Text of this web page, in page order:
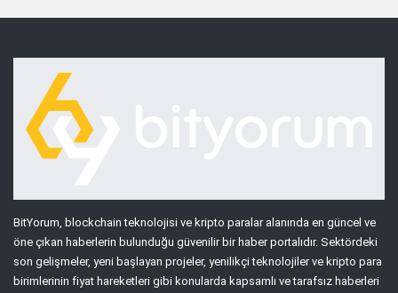
BitYorum, blockchain teknolojisi ve kripto paralar alanında en güncel ve
öne çıkan haberlerin bulunduğu güvenilir bir haber portalıdır. Sektördeki
son gelişmeler, yeni başlayan projeler, yenilikçi teknolojiler ve kripto para
birimlerinin fiyat hareketleri gibi konularda kapsamlı ve tarafsız haberleri